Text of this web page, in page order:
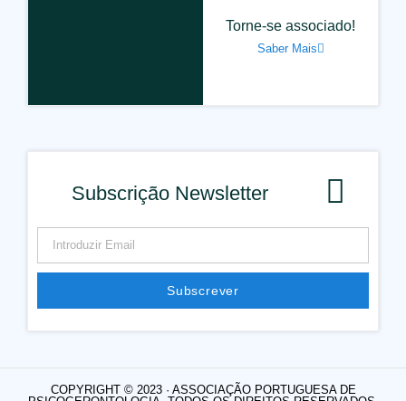
Torne-se associado!
Saber Mais
Subscrição Newsletter
Subscrever
COPYRIGHT © 2023 · ASSOCIAÇÃO PORTUGUESA DE